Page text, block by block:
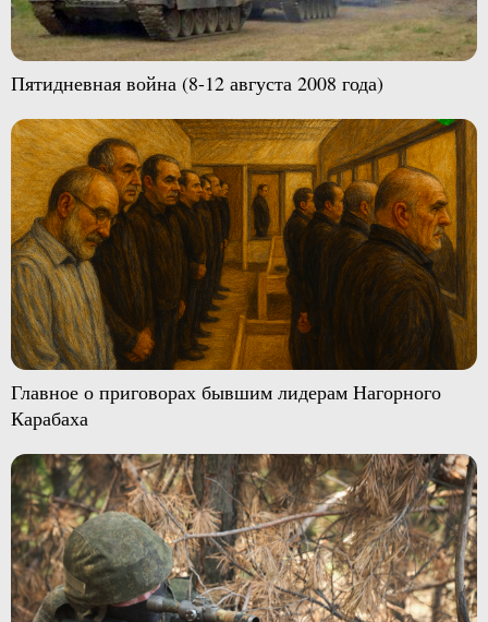
Пятидневная война (8-12 августа 2008 года)
Главное о приговорах бывшим лидерам Нагорного
Карабаха